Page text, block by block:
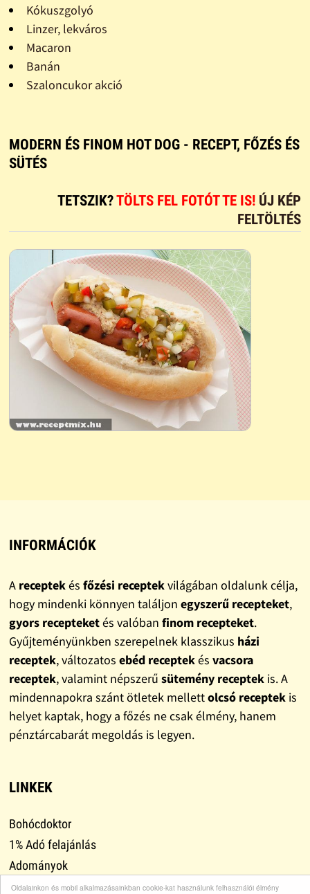
Oldalainkon és mobil alkalmazásainkban cookie-kat használunk felhasználói élmény
Kókuszgolyó
Linzer, lekváros
Macaron
Banán
Szaloncukor akció
MODERN ÉS FINOM HOT DOG - RECEPT, FŐZÉS ÉS
SÜTÉS
TETSZIK?TÖLTS FEL FOTÓT TE IS! ÚJ KÉP
FELTÖLTÉS
INFORMÁCIÓK
A receptekés főzési receptekvilágában oldalunk célja,
hogy mindenki könnyen találjon egyszerű recepteket,
gyors recepteketés valóban finom recepteket.
Gyűjteményünkben szerepelnek klasszikus házi
receptek, változatos ebéd receptekés vacsora
receptek, valamint népszerű sütemény receptekis. A
mindennapokra szánt ötletek mellettolcsó receptekis
helyet kaptak, hogy a főzés ne csak élmény, hanem
pénztárcabarát megoldás is legyen.
LINKEK
Bohócdoktor
1% Adó felajánlás
Adományok
Leszokni